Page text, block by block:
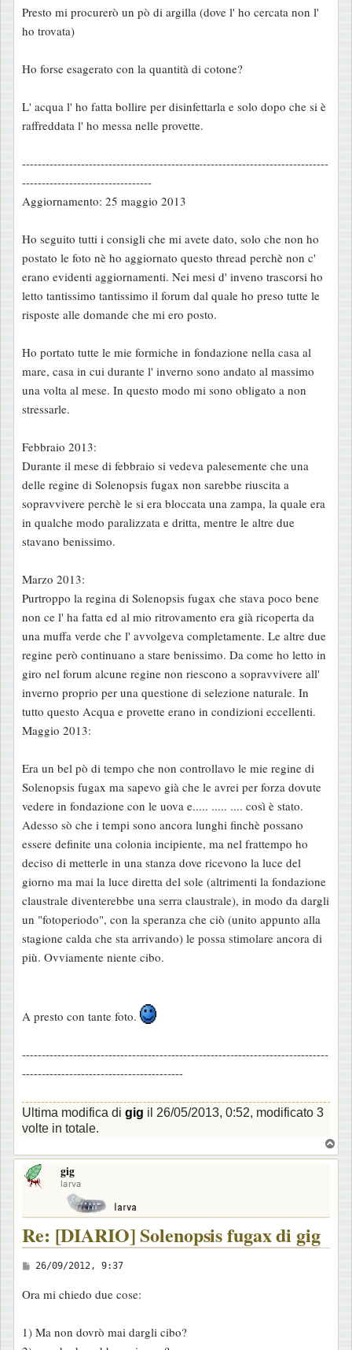
Presto mi procurerò un pò di argilla (dove l' ho cercata non l'
ho trovata)
Ho forse esagerato con la quantità di cotone?
L' acqua l' ho fatta bollire per disinfettarla e solo dopo che si è
raffreddata l' ho messa nelle provette.
------------------------------------------------------------------------------
---------------------------------
Aggiornamento: 25 maggio 2013
Ho seguito tutti i consigli che mi avete dato, solo che non ho
postato le foto nè ho aggiornato questo thread perchè non c'
erano evidenti aggiornamenti. Nei mesi d' inveno trascorsi ho
letto tantissimo tantissimo il forum dal quale ho preso tutte le
risposte alle domande che mi ero posto.
Ho portato tutte le mie formiche in fondazione nella casa al
mare, casa in cui durante l' inverno sono andato al massimo
una volta al mese. In questo modo mi sono obligato a non
stressarle.
Febbraio 2013:
Durante il mese di febbraio si vedeva palesemente che una
delle regine di Solenopsis fugax non sarebbe riuscita a
sopravvivere perchè le si era bloccata una zampa, la quale era
in qualche modo paralizzata e dritta, mentre le altre due
stavano benissimo.
Marzo 2013:
Purtroppo la regina di Solenopsis fugax che stava poco bene
non ce l' ha fatta ed al mio ritrovamento era già ricoperta da
una muffa verde che l' avvolgeva completamente. Le altre due
regine però continuano a stare benissimo. Da come ho letto in
giro nel forum alcune regine non riescono a sopravvivere all'
inverno proprio per una questione di selezione naturale. In
tutto questo Acqua e provette erano in condizioni eccellenti.
Maggio 2013:
Era un bel pò di tempo che non controllavo le mie regine di
Solenopsis fugax ma sapevo già che le avrei per forza dovute
vedere in fondazione con le uova e..... ..... .... così è stato.
Adesso sò che i tempi sono ancora lunghi finchè possano
essere definite una colonia incipiente, ma nel frattempo ho
deciso di metterle in una stanza dove ricevono la luce del
giorno ma mai la luce diretta del sole (altrimenti la fondazione
claustrale diventerebbe una serra claustrale), in modo da dargli
un "fotoperiodo", con la speranza che ciò (unito appunto alla
stagione calda che sta arrivando) le possa stimolare ancora di
più. Ovviamente niente cibo.
A presto con tante foto.
------------------------------------------------------------------------------
-----------------------------------------
Ultima modifica di gig il 26/05/2013, 0:52, modificato 3
volte in totale.
o
gig
larva
Re: [DIARIO] Solenopsis fugax di gig
M
s
a
26/09/2012, 9:37
Ora mi chiedo due cose:
1) Ma non dovrò mai dargli cibo?